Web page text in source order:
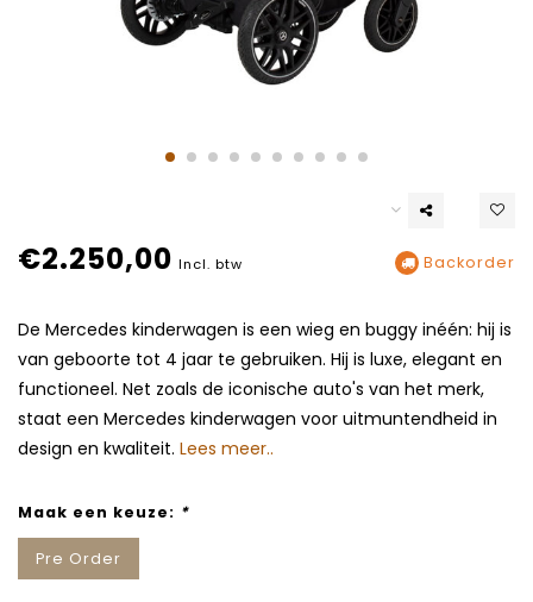
€2.250,00 Incl. btw Backorder
De Mercedes kinderwagen is een wieg en buggy inéén: hij is
van geboorte tot 4 jaar te gebruiken. Hij is luxe, elegant en
functioneel. Net zoals de iconische auto's van het merk,
staat een Mercedes kinderwagen voor uitmuntendheid in
design en kwaliteit. Lees meer..
Maak een keuze: *
Pre Order